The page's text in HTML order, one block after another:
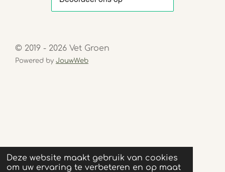
Deze website maakt gebruik van cookies
om uw ervaring te verbeteren en op maat
© 2019 - 2026 Vet Groen
Powered by JouwWeb